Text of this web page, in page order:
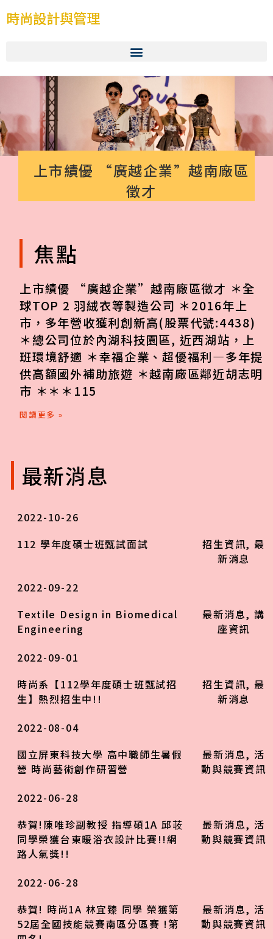
時尚設計與管理
上市績優 “廣越企業”越南廠區
徵才
焦點
上市績優 “廣越企業”越南廠區徵才 ＊全
球TOP 2 羽絨衣等製造公司 ＊2016年上
市，多年營收獲利創新高(股票代號:4438)
＊總公司位於內湖科技園區, 近西湖站，上
班環境舒適 ＊幸福企業、超優福利—多年提
供高額國外補助旅遊 ＊越南廠區鄰近胡志明
市 ＊＊＊115
閱讀更多 »
最新消息
2022-10-26
112 學年度碩士班甄試面試
招生資訊, 最
新消息
2022-09-22
Textile Design in Biomedical
Engineering
最新消息, 講
座資訊
2022-09-01
時尚系【112學年度碩士班甄試招
生】熱烈招生中!!
招生資訊, 最
新消息
2022-08-04
國立屏東科技大學 高中職師生暑假
營 時尚藝術創作研習營
最新消息, 活
動與競賽資訊
2022-06-28
恭賀!陳唯珍副教授 指導碩1A 邱荍
同學榮獲台東暖浴衣設計比賽!!網
路人氣獎!!
最新消息, 活
動與競賽資訊
2022-06-28
恭賀! 時尚1A 林宜臻 同學 榮獲第
52屆全國技能競賽南區分區賽 !第
最新消息, 活
動與競賽資訊